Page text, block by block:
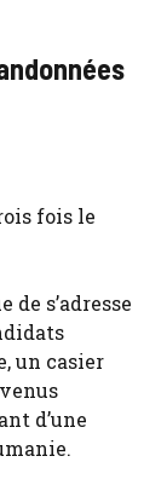
fois le
s’adresse
un casier
d’une